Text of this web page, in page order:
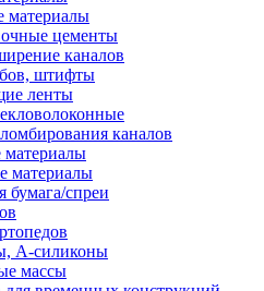
материалы
цементы
каналов
штифты
ленты
каналов
материалы
бумага/спреи
А-силиконы
массы